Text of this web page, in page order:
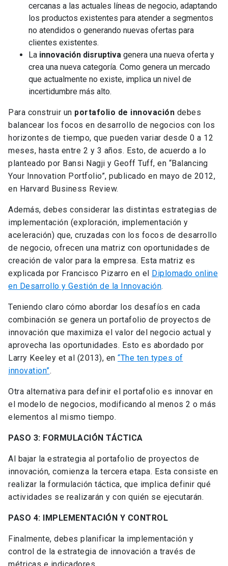
cercanas a las actuales líneas de negocio, adaptando
los productos existentes para atender a segmentos
no atendidos o generando nuevas ofertas para
clientes existentes.
La innovación disruptiva genera una nueva oferta y
crea una nueva categoría. Como genera un mercado
que actualmente no existe, implica un nivel de
incertidumbre más alto.
Para construir un portafolio de innovación debes
balancear los focos en desarrollo de negocios con los
horizontes de tiempo, que pueden variar desde 0 a 12
meses, hasta entre 2 y 3 años. Esto, de acuerdo a lo
planteado por Bansi Nagji y Geoff Tuff, en “Balancing
Your Innovation Portfolio”, publicado en mayo de 2012,
en Harvard Business Review.
Además, debes considerar las distintas estrategias de
implementación (exploración, implementación y
aceleración) que, cruzadas con los focos de desarrollo
de negocio, ofrecen una matriz con oportunidades de
creación de valor para la empresa. Esta matriz es
explicada por Francisco Pizarro en el Diplomado online
en Desarrollo y Gestión de la Innovación.
Teniendo claro cómo abordar los desafíos en cada
combinación se genera un portafolio de proyectos de
innovación que maximiza el valor del negocio actual y
aprovecha las oportunidades. Esto es abordado por
Larry Keeley et al (2013), en “The ten types of
innovation”.
Otra alternativa para definir el portafolio es innovar en
el modelo de negocios, modificando al menos 2 o más
elementos al mismo tiempo.
PASO 3: FORMULACIÓN TÁCTICA
Al bajar la estrategia al portafolio de proyectos de
innovación, comienza la tercera etapa. Esta consiste en
realizar la formulación táctica, que implica definir qué
actividades se realizarán y con quién se ejecutarán.
PASO 4: IMPLEMENTACIÓN Y CONTROL
Finalmente, debes planificar la implementación y
control de la estrategia de innovación a través de
métricas e indicadores.